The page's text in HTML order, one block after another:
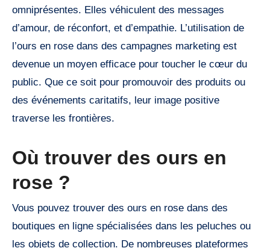
omniprésentes. Elles véhiculent des messages
d’amour, de réconfort, et d’empathie. L’utilisation de
l’ours en rose dans des campagnes marketing est
devenue un moyen efficace pour toucher le cœur du
public. Que ce soit pour promouvoir des produits ou
des événements caritatifs, leur image positive
traverse les frontières.
Où trouver des ours en
rose ?
Vous pouvez trouver des ours en rose dans des
boutiques en ligne spécialisées dans les peluches ou
les objets de collection. De nombreuses plateformes